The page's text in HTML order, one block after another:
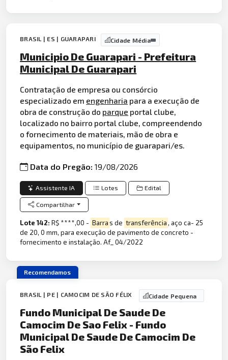
BRASIL | ES | GUARAPARI Cidade Média
Municipio De Guarapari - Prefeitura
Municipal De Guarapari
Contratação de empresa ou consórcio
especializado em engenharia para a execução de
obra de construção do parque portal clube,
localizado no bairro portal clube, compreendendo
o fornecimento de materiais, mão de obra e
equipamentos, no município de guarapari/es.
Data do Pregão:19/08/2026
Assistente IA Lotes Edital
Compartilhar
Lote 142:R$ ****,00 - Barras de transferência, aço ca- 25
de 20, 0 mm, para execução de pavimento de concreto -
fornecimento e instalação. Af_ 04/2022
Recomendamos
BRASIL | PE | CAMOCIM DE SÃO FÉLIX Cidade Pequena
Fundo Municipal De Saude De
Camocim De Sao Felix - Fundo
Municipal De Saude De Camocim De
São Felix